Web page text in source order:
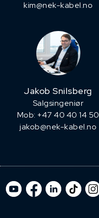
kim@nek-kabel.no
Jakob Snilsberg
​Salgsingeniør
Mob: +47 40 40 14 50
jakob@nek-kabel.no